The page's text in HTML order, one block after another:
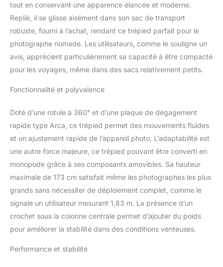
Hauteur repliée de 50cm.
Ce qui est super portable
avec le sac de transport
du trépied, idéal pour le
transport en voyage.
【Hauteur Réglable】Le
trépied professionnel a 4
un diamètre de 28mm,
hauteur de 58cm à
main.Très léger et
compact, ce qui le rend
idéal pour la
photographie en intérieur
et en extérieur. 【360°
Rotule Panoramique】
Tête sphérique en métal
(diamètre : 36 mm),
usinée avec la
technologie CNC，peut
tout en conservant une apparence élancée et moderne.
Replié, il se glisse aisément dans son sac de transport
robuste, fourni à l’achat, rendant ce trépied parfait pour le
photographe nomade. Les utilisateurs, comme le souligne un
avis, apprécient particulièrement sa capacité à être compacté
pour les voyages, même dans des sacs relativement petits.
Fonctionnalité et polyvalence
Doté d’une rotule à 360° et d’une plaque de dégagement
rapide type Arca, ce trépied permet des mouvements fluides
et un ajustement rapide de l’appareil photo. L’adaptabilité est
une autre force majeure, ce trépied pouvant être converti en
monopode grâce à ses composants amovibles. Sa hauteur
maximale de 173 cm satisfait même les photographes les plus
grands sans nécessiter de déploiement complet, comme le
signale un utilisateur mesurant 1,83 m. La présence d’un
crochet sous la colonne centrale permet d’ajouter du poids
pour améliorer la stabilité dans des conditions venteuses.
Performance et stabilité